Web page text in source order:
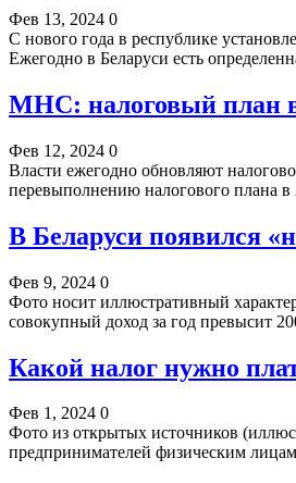
Фев 13, 2024 0
С нового года в республике
Ежегодно в Беларуси есть
МНС: налоговый план в
Фев 12, 2024 0
Власти ежегодно обновляют
перевыполнению налогового плана
В Беларуси появился
Фев 9, 2024 0
Фото носит иллюстративный
совокупный доход за год превысит
Какой налог нужно
Фев 1, 2024 0
Фото из открытых источников
предпринимателей физическим